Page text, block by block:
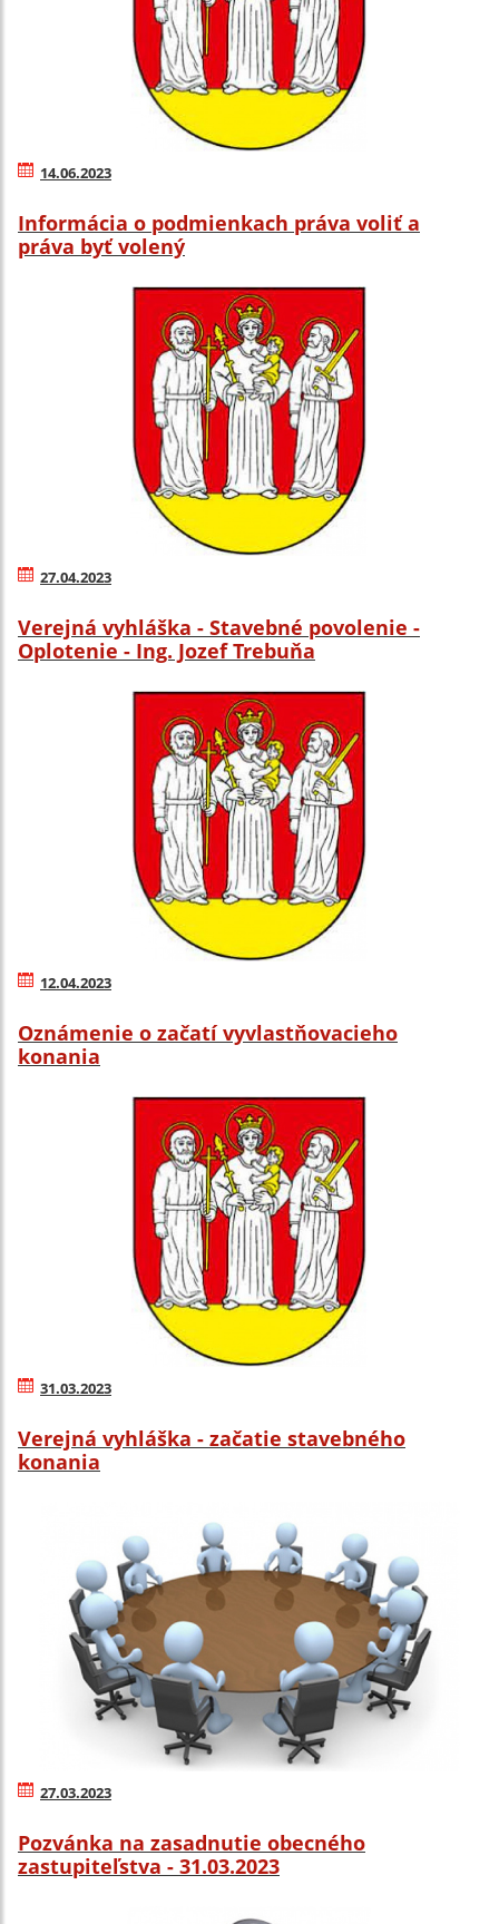
14.06.2023
Informácia o podmienkach práva voliť a
práva byť volený
27.04.2023
Verejná vyhláška - Stavebné povolenie -
Oplotenie - Ing. Jozef Trebuňa
12.04.2023
Oznámenie o začatí vyvlastňovacieho
konania
31.03.2023
Verejná vyhláška - začatie stavebného
konania
27.03.2023
Pozvánka na zasadnutie obecného
zastupiteľstva - 31.03.2023